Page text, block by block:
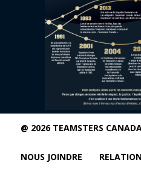
@ 2026 TEAMSTERS
NOUS JOINDRE